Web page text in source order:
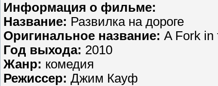
Информация о фильме:
Название: Развилка на дороге
Оригинальное название: A Fork in
Год выхода: 2010
Жанр: комедия
Режиссер: Джим Кауф